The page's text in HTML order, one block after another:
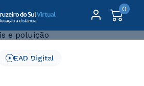
0
e Tecnologia
EAD Digital